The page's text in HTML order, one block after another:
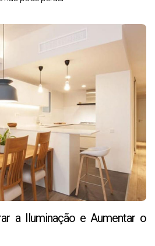
a Iluminação e Aumentar o